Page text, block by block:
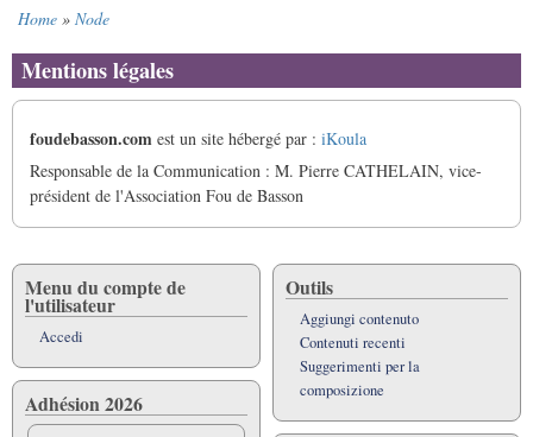
di
pane
Home Node
Mentions légales
foudebasson.com est un site hébergé par : iKoula
Responsable de la Communication : M. Pierre CATHELAIN, vice-
président de l'Association Fou de Basson
Menu du compte de
l'utilisateur
Accedi
Adhésion 2026
Outils
Aggiungi contenuto
Contenuti recenti
Suggerimenti per la
composizione